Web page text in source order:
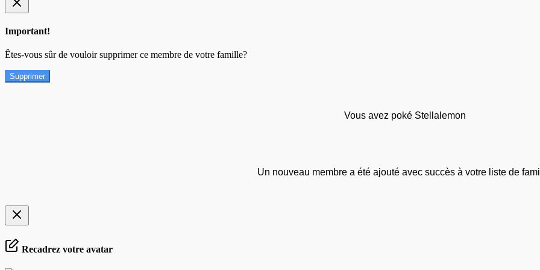
Important!
Êtes-vous sûr de vouloir supprimer ce membre de votre famille?
Supprimer
Vous avez poké Stellalemon
Un nouveau membre a été ajouté avec succès à votre liste de
Recadrez votre avatar